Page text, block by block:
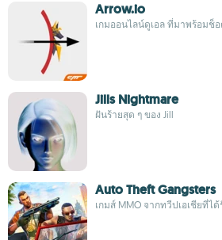
Arrow.io
เกมออนไลน์ดูเอล ที่มาพร้อมช็
Jills Nightmare
ฝันร้ายสุด ๆ ของ Jill
Auto Theft Gangsters
เกมส์ MMO จากทวีปเอเชียที่ไ